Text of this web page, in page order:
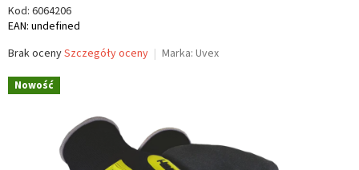
Kod: 6064206
EAN: undefined
Średnia
produktu
wynosi
Brak ocenySzczegóły oceny Marka: Uvex
Nowość